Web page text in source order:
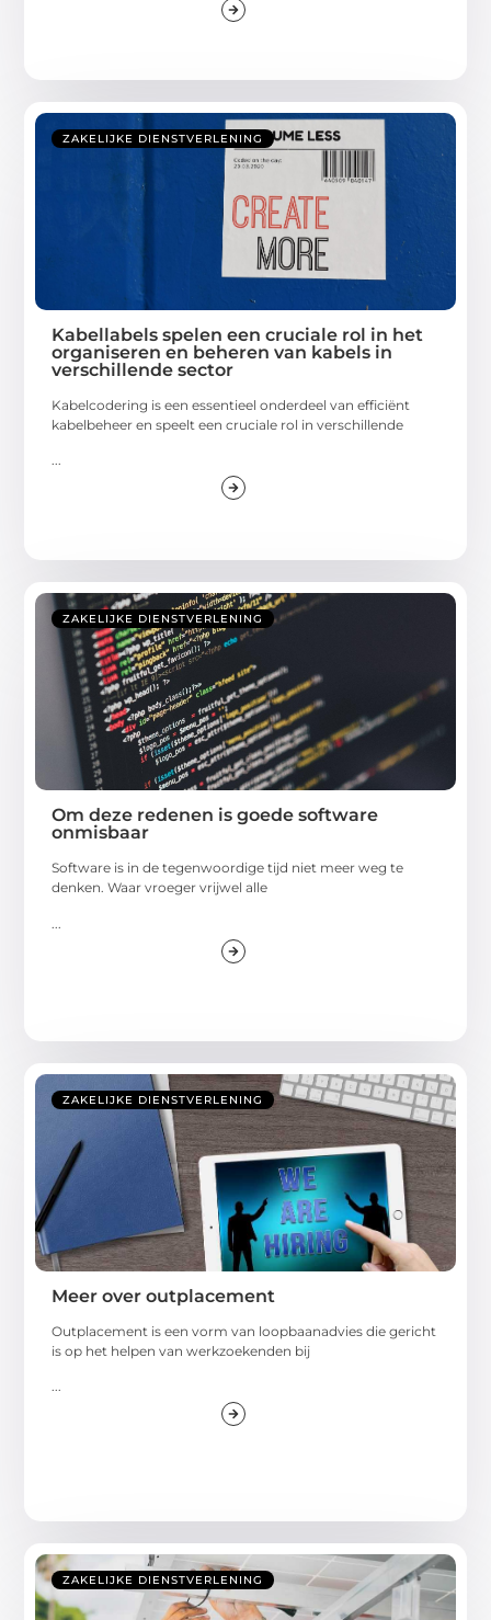
ZAKELIJKE DIENSTVERLENING
Kabellabels spelen een cruciale rol in het
organiseren en beheren van kabels in
verschillende sector
Kabelcodering is een essentieel onderdeel van efficiënt
kabelbeheer en speelt een cruciale rol in verschillende
...
ZAKELIJKE DIENSTVERLENING
Om deze redenen is goede software
onmisbaar
Software is in de tegenwoordige tijd niet meer weg te
denken. Waar vroeger vrijwel alle
ZAKELIJKE DIENSTVERLENING
Meer over outplacement
Outplacement is een vorm van loopbaanadvies die gericht
is op het helpen van werkzoekenden bij
...
ZAKELIJKE DIENSTVERLENING